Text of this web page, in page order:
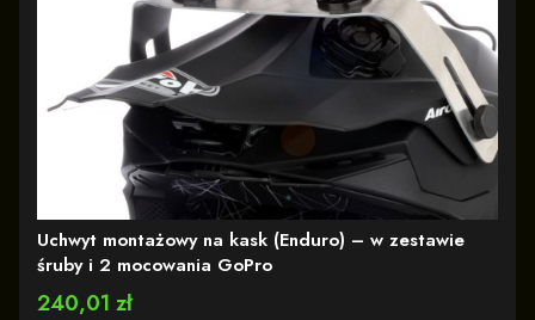
Uchwyt montażowy na kask (Enduro) – w zestawie
śruby i 2 mocowania GoPro
Cena
240,01 zł